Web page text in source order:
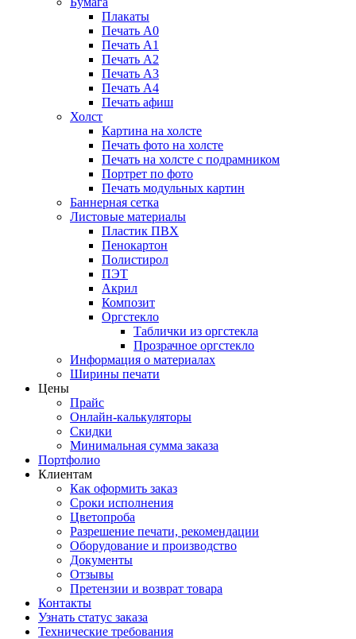
Плакаты
Печать А0
Печать А1
Печать А2
Печать А3
Печать А4
Печать афиш
Холст
Картина на холсте
Печать фото на холсте
Печать на холсте с подрамником
Портрет по фото
Печать модульных картин
Баннерная сетка
Листовые материалы
Пластик ПВХ
Пенокартон
Полистирол
ПЭТ
Акрил
Композит
Оргстекло
Таблички из оргстекла
Прозрачное оргстекло
Информация о материалах
Ширины печати
Цены
Прайс
Онлайн-калькуляторы
Скидки
Минимальная сумма заказа
Портфолио
Клиентам
Как оформить заказ
Сроки исполнения
Цветопроба
Разрешение печати, рекомендации
Оборудование и производство
Документы
Отзывы
Претензии и возврат товара
Контакты
Узнать статус заказа
Технические требования